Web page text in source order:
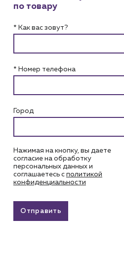
по товару
* Как вас зовут?
* Номер телефона
Город
Нажимая на кнопку, вы даете
согласие на обработку
персональных данных и
соглашаетесь c политикой
конфиденциальности
Отправить